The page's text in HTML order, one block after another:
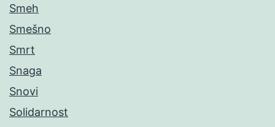
Smeh
Smešno
Smrt
Snaga
Snovi
Solidarnost